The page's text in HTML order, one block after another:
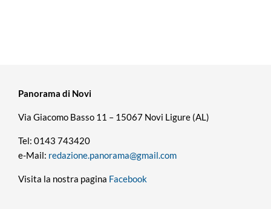
Panorama di Novi
Via Giacomo Basso 11 – 15067 Novi Ligure (AL)
Tel: 0143 743420
e-Mail: redazione.panorama@gmail.com
Visita la nostra pagina Facebook